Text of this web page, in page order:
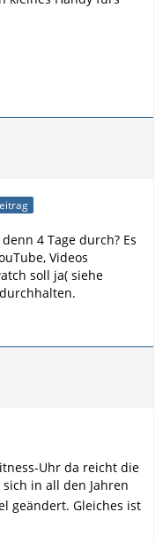
4 Tage durch? Es
Videos
soll ja( siehe
Uhr da reicht die
in all den Jahren
geändert. Gleiches ist